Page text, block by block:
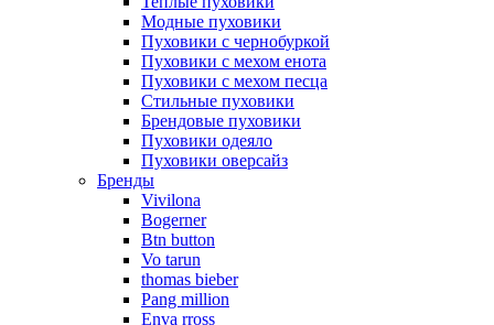
Модные пуховики
Пуховики с чернобуркой
Пуховики с мехом енота
Пуховики с мехом песца
Стильные пуховики
Брендовые пуховики
Пуховики одеяло
Пуховики оверсайз
Бренды
Vivilona
Bogerner
Btn button
Vo tarun
thomas bieber
Pang million
Enva rross